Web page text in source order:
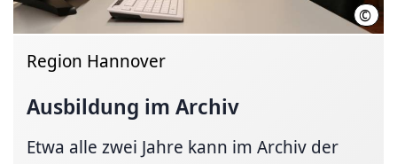
©
Region Hannover
Ausbildung im Archiv
Etwa alle zwei Jahre kann im Archiv der